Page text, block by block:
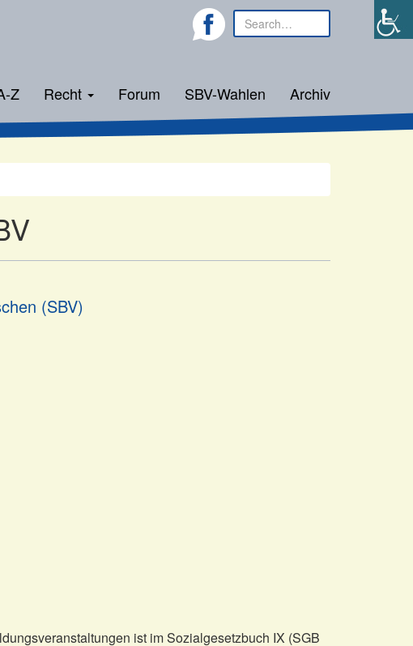
Z Recht Forum SBV-Wahlen Archiv
(SBV)
ist im Sozialgesetzbuch IX (SGB